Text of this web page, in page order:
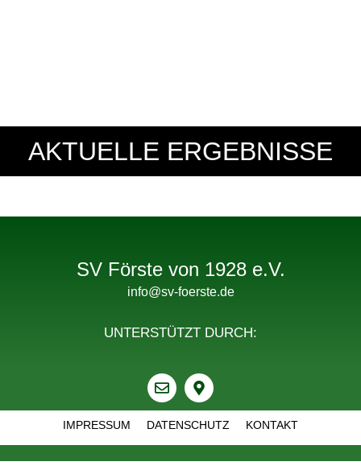
AKTUELLE ERGEBNISSE
SV Förste von 1928 e.V.
info@sv-foerste.de
UNTERSTÜTZT DURCH:
IMPRESSUM DATENSCHUTZ KONTAKT